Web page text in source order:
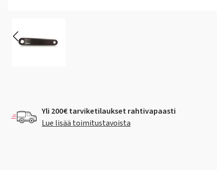
Yli 200€ tarviketilaukset rahtivapaasti
Lue lisää toimitustavoista